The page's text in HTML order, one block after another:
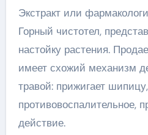
Экстракт или
Горный чистотел,
настойку растения.
имеет схожий механизм
травой: прижигает
противовоспалительное,
действие.